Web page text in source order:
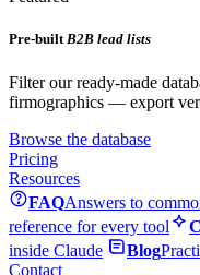
Pre-builtB2B lead lists
Filter our ready-made
firmographics — export
Browse the database
Pricing
Resources
FAQAnswers to
reference for every tool
inside Claude
Blog
Contact